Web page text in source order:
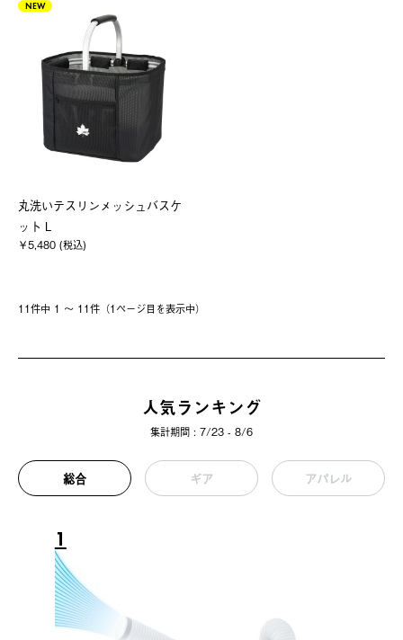
NEW
丸洗いテスリンメッシュバスケ
ット L
￥5,480 (税込)
11件中 1 〜 11件（1ページ⽬を表⽰中）
人気ランキング
集計期間 : 7/23 - 8/6
総合 ギア アパレル
1